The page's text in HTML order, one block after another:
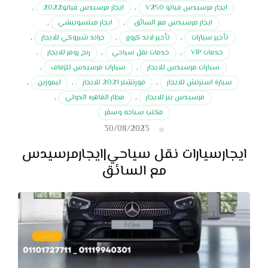
ايجار مرسيدس فيانو V250
, ايجار مرسيدس فيانو2022
,
ايجار مرسيدس مع السائق
, ايجار ميتسوبيشي
,
تأجير سيارات
, تأجير لاند كروزر , جراند شيروكي للايجار
,
خدمات VIP
, خدمات نقل سياحي , رنج روفر للايجار
,
سيارات مرسيدس للايجار
, سيارات مرسيدس للزفاف
,
سيارة استرتش للايجار
, فورتشنر 2021 للايجار , ليموزين
,
مرسيدس بنز للايجار
, مطار القاهره الدولي
,
مكتب سياحه وسفر
30/08/2023
ايجارسيارات نقل سياحي|ايجارمرسيدس
مع السائق